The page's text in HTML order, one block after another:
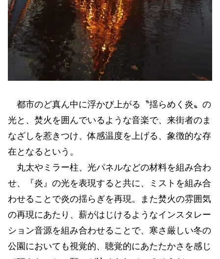
都市のど真ん中に浮かび上がる〝揺らめく炎〟の
光と、焚火を囲んでいるような音楽で、来街者のま
なざしを惹きつけ、体感温度を上げる、象徴的な存
在となるという。
丸太やミラー柱、光パネルなどの材料を組み合わ
せ、『炎』の光を表現すると共に、ミストを組み合
わせることで炎の揺らぎを再現。また焚火の雰囲気
の再現にあたり、薪がはじけるようなインスタレー
ション音源を組み合わせることで、寒さ厳しい冬の
公園においても視覚的、聴覚的にあたたかさを感じ